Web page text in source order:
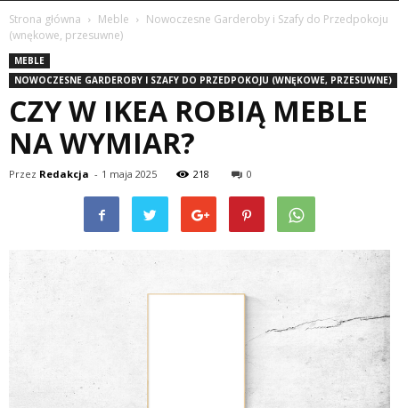
Strona główna Meble
Nowoczesne Garderoby i Szafy do Przedpokoju
(wnękowe, przesuwne)
MEBLE
NOWOCZESNE GARDEROBY I SZAFY DO PRZEDPOKOJU (WNĘKOWE, PRZESUWNE)
CZY W IKEA ROBIĄ MEBLE
NA WYMIAR?
Przez Redakcja - 1 maja 2025 218 0